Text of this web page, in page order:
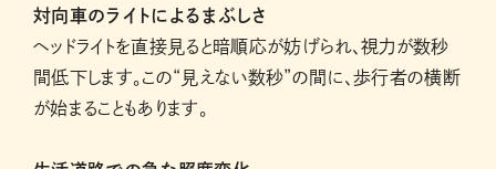
対向車のライトによるまぶしさ
ヘッドライトを直接見ると暗順応が妨げられ、視力が数秒
間低下します。この“見えない数秒”の間に、歩行者の横断
が始まることもあります。